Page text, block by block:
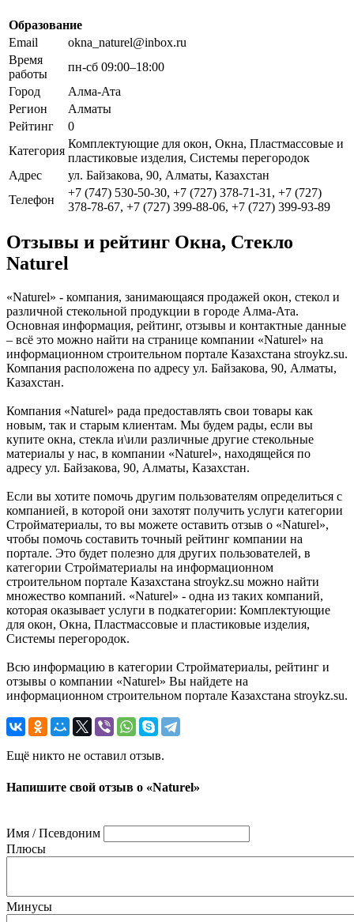
Образование
Email
okna_naturel@inbox.ru
Время
работы
пн-сб 09:00–18:00
Город
Алма-Ата
Регион
Алматы
Рейтинг
0
Категория
Комплектующие для окон, Окна, Пластмассовые и
пластиковые изделия, Системы перегородок
Адрес
ул. Байзакова, 90, Алматы, Казахстан
Телефон
+7 (747) 530-50-30, +7 (727) 378-71-31, +7 (727)
378-78-67, +7 (727) 399-88-06, +7 (727) 399-93-89
Отзывы и рейтинг Окна, Стекло
Naturel
«Naturel» - компания, занимающаяся продажей окон, стекол и
различной стекольной продукции в городе Алма-Ата.
Основная информация, рейтинг, отзывы и контактные данные
– всё это можно найти на странице компании «Naturel» на
информационном строительном портале Казахстана stroykz.su.
Компания расположена по адресу ул. Байзакова, 90, Алматы,
Казахстан.
Компания «Naturel» рада предоставлять свои товары как
новым, так и старым клиентам. Мы будем рады, если вы
купите окна, стекла и\или различные другие стекольные
материалы у нас, в компании «Naturel», находящейся по
адресу ул. Байзакова, 90, Алматы, Казахстан.
Если вы хотите помочь другим пользователям определиться с
компанией, в которой они захотят получить услуги категории
Стройматериалы, то вы можете оставить отзыв о «Naturel»,
чтобы помочь составить точный рейтинг компании на
портале. Это будет полезно для других пользователей, в
категории Стройматериалы на информационном
строительном портале Казахстана stroykz.su можно найти
множество компаний. «Naturel» - одна из таких компаний,
которая оказывает услуги в подкатегории: Комплектующие
для окон, Окна, Пластмассовые и пластиковые изделия,
Системы перегородок.
Всю информацию в категории Стройматериалы, рейтинг и
отзывы о компании «Naturel» Вы найдете на
информационном строительном портале Казахстана stroykz.su.
Ещё никто не оставил отзыв.
Напишите свой отзыв о «Naturel»
Имя / Псевдоним
Плюсы
Минусы